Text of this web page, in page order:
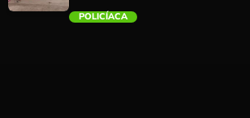
POLICÍACA